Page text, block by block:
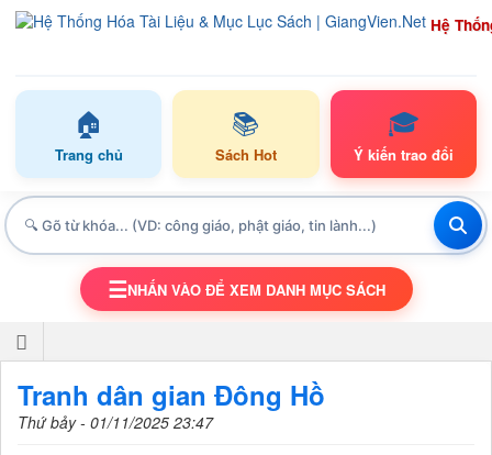
Hệ
🏠
Trang chủ
📚
Sách Hot
🎓
Ý kiến trao đổi
TOGGLE NAVIGATION
☰NHẤN VÀO ĐỂ XEM DANH MỤC SÁCH
Tranh dân gian Đông Hồ
Thứ bảy - 01/11/2025 23:47